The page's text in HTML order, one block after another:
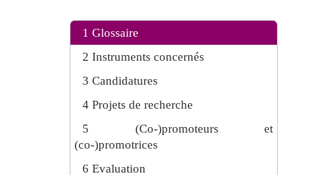
1 Glossaire
2 Instruments concernés
3 Candidatures
4 Projets de recherche
5 (Co-)promoteurs et
(co-)promotrices
6 Evaluation